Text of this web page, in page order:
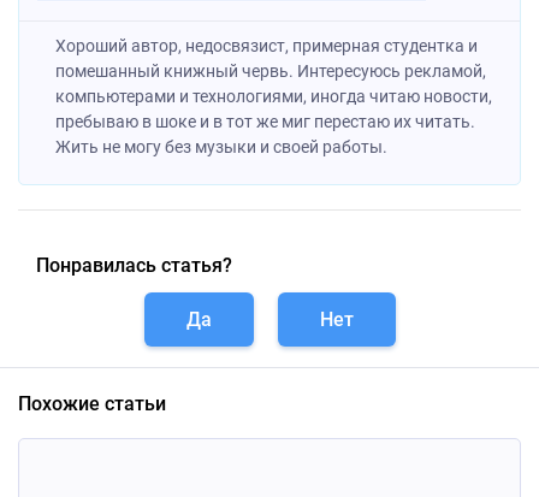
Хороший автор, недосвязист, примерная студентка и
помешанный книжный червь. Интересуюсь рекламой,
компьютерами и технологиями, иногда читаю новости,
пребываю в шоке и в тот же миг перестаю их читать.
Жить не могу без музыки и своей работы.
Понравилась статья?
Да Нет
Похожие статьи